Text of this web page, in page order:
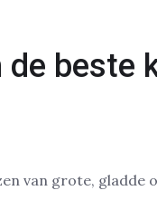
beste
van grote, gladde